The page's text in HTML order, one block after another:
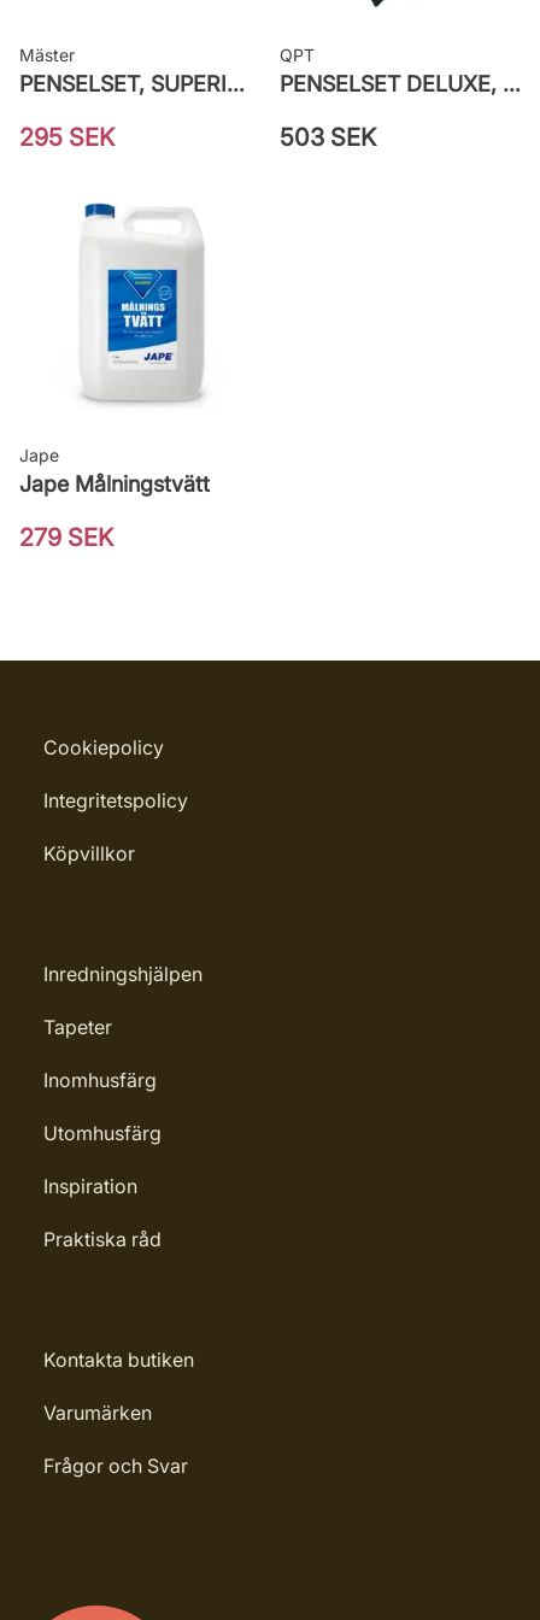
Mäster
PENSELSET, SUPERIOR MÅLA FASAD
295 SEK
QPT
PENSELSET DELUXE, MÅLA FASAD, ALLA YTOR
503 SEK
Jape
Jape Målningstvätt
279 SEK
Cookiepolicy
Integritetspolicy
Köpvillkor
Inredningshjälpen
Tapeter
Inomhusfärg
Utomhusfärg
Inspiration
Praktiska råd
Kontakta butiken
Varumärken
Frågor och Svar